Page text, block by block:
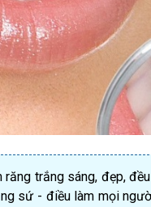
trắng sáng, đẹp,
sứ - điều làm mọi